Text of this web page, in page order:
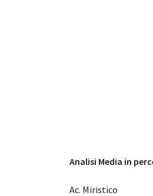
Analisi Media in
Ac. Miristico